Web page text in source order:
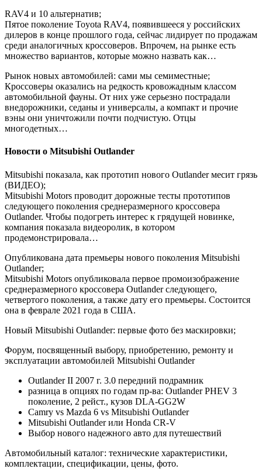
RAV4 и 10 альтернатив;
Пятое поколение Toyota RAV4, появившееся у российских
дилеров в конце прошлого года, сейчас лидирует по продажам
среди аналогичных кроссоверов. Впрочем, на рынке есть
множество вариантов, которые можно назвать как…
Рынок новых автомобилей: сами мы семиместные;
Кроссоверы оказались на редкость кровожадным классом
автомобильной фауны. От них уже серьезно пострадали
внедорожники, седаны и универсалы, а компакт и прочие
вэны они уничтожили почти подчистую. Отцы
многодетных…
Новости о Mitsubishi Outlander
Mitsubishi показала, как прототип нового Outlander месит грязь
(ВИДЕО);
Mitsubishi Motors проводит дорожные тесты прототипов
следующего поколения среднеразмерного кроссовера
Outlander. Чтобы подогреть интерес к грядущей новинке,
компания показала видеоролик, в котором
продемонстрировала…
Опубликована дата премьеры нового поколения Mitsubishi
Outlander;
Mitsubishi Motors опубликовала первое промоизображение
среднеразмерного кроссовера Outlander следующего,
четвертого поколения, а также дату его премьеры. Состоится
она в феврале 2021 года в США.
Новый Mitsubishi Outlander: первые фото без маскировки;
Форум, посвященный выбору, приобретению, ремонту и
эксплуатации автомобилей Mitsubishi Outlander
Outlander II 2007 г. 3.0 передний подрамник
разница в опциях по годам пр-ва: Outlander PHEV 3
поколение, 2 рейст., кузов DLA-GG2W
Camry vs Mazda 6 vs Mitsubishi Outlander
Mitsubishi Outlander или Honda CR-V
Выбор нового надежного авто для путешествий
Автомобильный каталог: технические характеристики,
комплектации, спецификации, цены, фото.